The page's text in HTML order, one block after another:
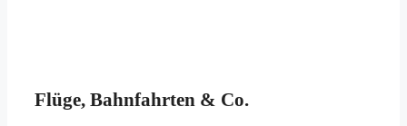
Flüge, Bahnfahrten & Co.